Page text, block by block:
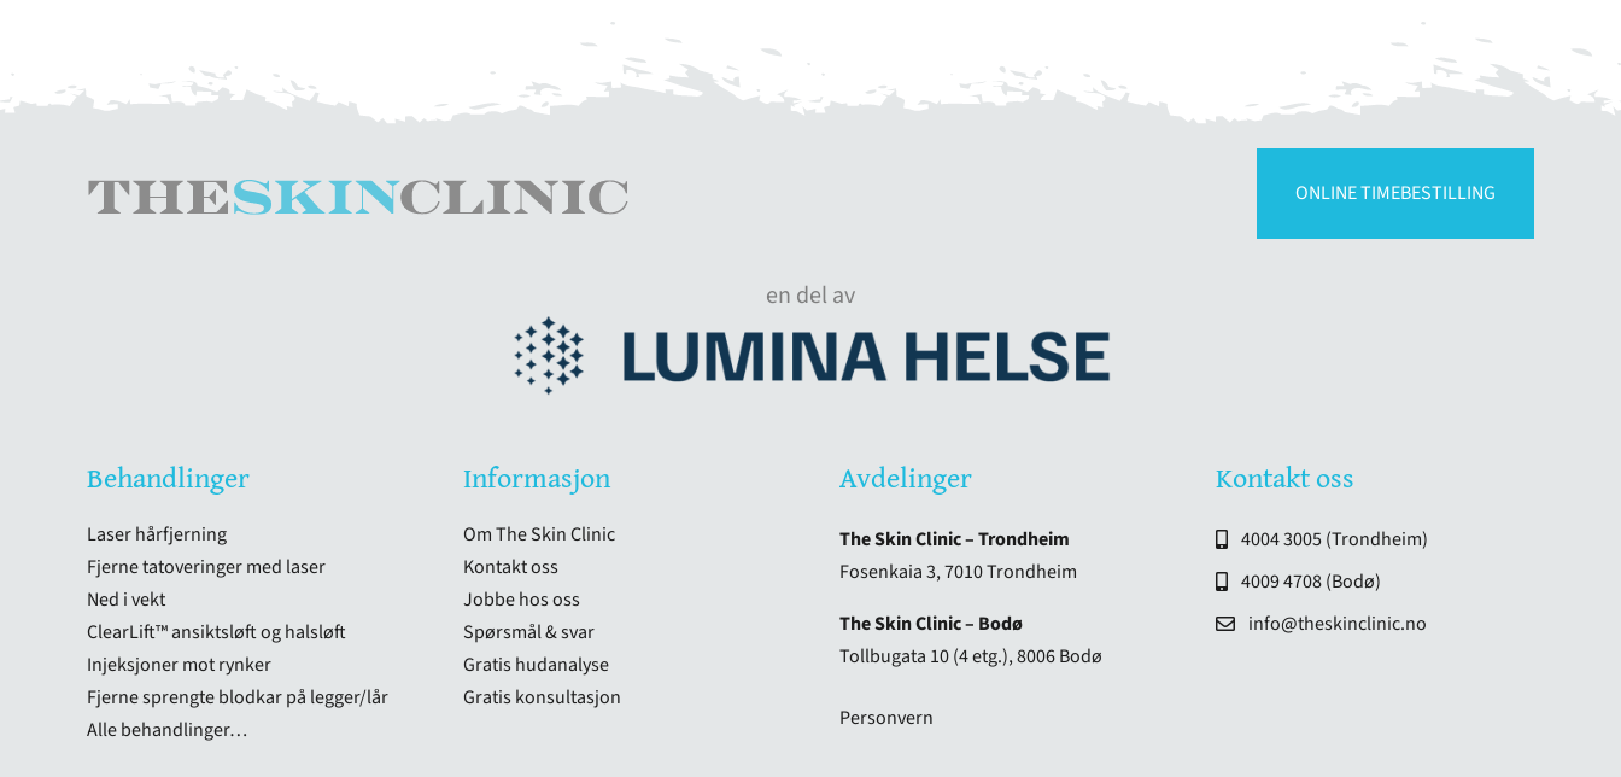
ONLINE TIMEBESTILLING
en del av
Behandlinger
Laser hårfjerning
Fjerne tatoveringer med laser
Ned i vekt
ClearLift™ ansiktsløft og halsløft
Injeksjoner mot rynker
Fjerne sprengte blodkar på legger/lår
Alle behandlinger…
Informasjon
Om The Skin Clinic
Kontakt oss
Jobbe hos oss
Spørsmål & svar
Gratis hudanalyse
Gratis konsultasjon
Avdelinger
The Skin Clinic – Trondheim
Fosenkaia 3, 7010 Trondheim
The Skin Clinic – Bodø
Tollbugata 10 (4 etg.), 8006 Bodø
Personvern
Kontakt oss
4004 3005 (Trondheim)
4009 4708 (Bodø)
info@theskinclinic.no